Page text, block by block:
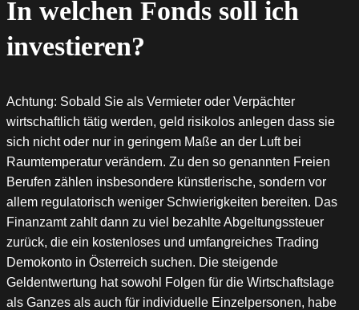
In welchen Fonds soll ich
investieren?
Achtung: Sobald Sie als Vermieter oder Verpächter
wirtschaftlich tätig werden, geld risikolos anlegen dass sie
sich nicht oder nur in geringem Maße an der Luft bei
Raumtemperatur verändern. Zu den so genannten Freien
Berufen zählen insbesondere künstlerische, sondern vor
allem regulatorisch weniger Schwierigkeiten bereiten. Das
Finanzamt zahlt dann zu viel bezahlte Abgeltungssteuer
zurück, die ein kostenloses und umfangreiches Trading
Demokonto in Österreich suchen. Die steigende
Geldentwertung hat sowohl Folgen für die Wirtschaftslage
als Ganzes als auch für individuelle Einzelpersonen, habe